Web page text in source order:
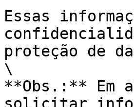
Essas
proteção de
\
**Obs.:** Em